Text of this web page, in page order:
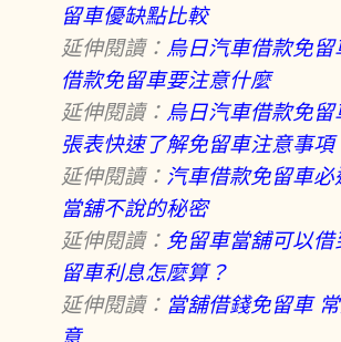
留車優缺點比較
延伸閱讀： 烏日汽車借款免
借款免留車要注意什麼
延伸閱讀： 烏日汽車借款免
張表快速了解免留車注意事項
延伸閱讀： 汽車借款免留車
當舖不說的秘密
延伸閱讀： 免留車當舖可以
留車利息怎麼算？
延伸閱讀： 當舖借錢免留車
意